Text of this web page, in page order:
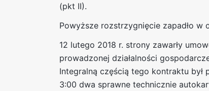
(pkt II).
Powyższe rozstrzygnięcie zapadło w
12 lutego 2018 r. strony zawarły
prowadzonej działalności
Integralną częścią tego kontraktu był
3:00 dwa sprawne technicznie